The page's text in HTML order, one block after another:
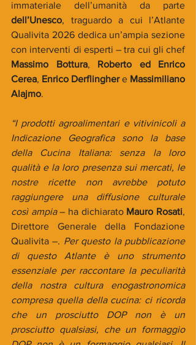
dell’Unesco, traguardo a cui l’Atlante
Qualivita 2026 dedica un’ampia sezione
con interventi di esperti – tra cui gli chef
Massimo Bottura, Roberto ed Enrico
Cerea, Enrico Derflingher e Massimiliano
Alajmo.
“I prodotti agroalimentari e vitivinicoli a
Indicazione Geografica sono la base
della Cucina Italiana: senza la loro
qualità e la loro presenza sui mercati, le
nostre ricette non avrebbe potuto
raggiungere una diffusione culturale
così ampia – ha dichiarato Mauro Rosati,
Direttore Generale della Fondazione
Qualivita –. Per questo la pubblicazione
di questo Atlante è uno strumento
essenziale per raccontare la peculiarità
della nostra cultura enogastronomica
compresa quella della cucina: ci ricorda
che un prosciutto DOP non è un
prosciutto qualsiasi, che un formaggio